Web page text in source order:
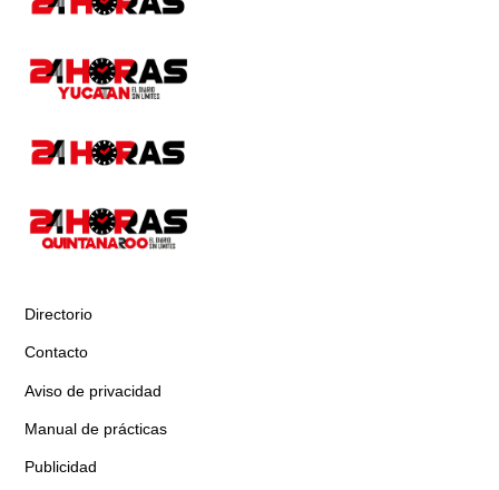
Directorio
Contacto
Aviso de privacidad
Manual de prácticas
Publicidad